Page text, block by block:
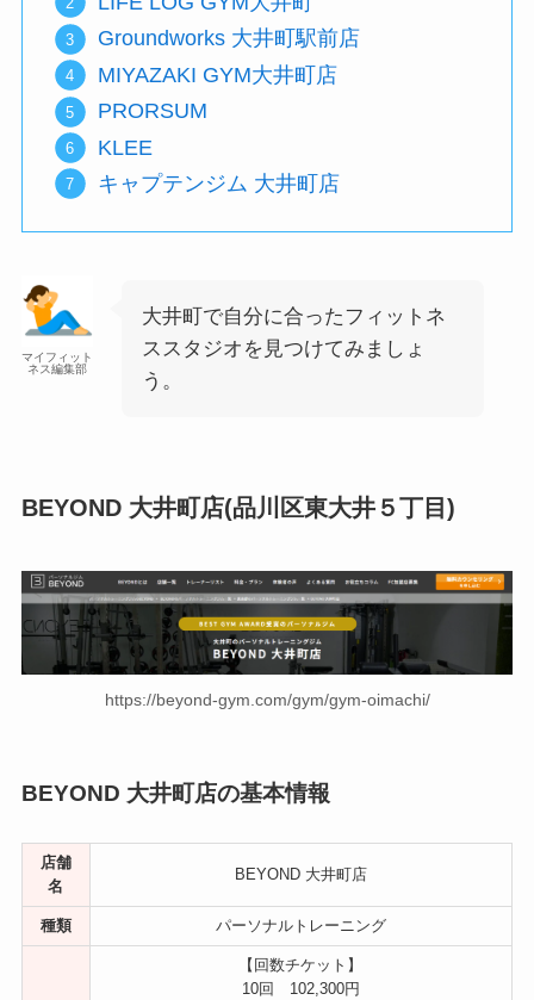
Groundworks 大井町駅前店
MIYAZAKI GYM大井町店
PRORSUM
KLEE
キャプテンジム 大井町店
マイフィット
ネス編集部
大井町で自分に合ったフィットネ
ススタジオを見つけてみましょ
う。
BEYOND 大井町店(品川区東大井５丁目)
https://beyond-gym.com/gym/gym-oimachi/
BEYOND 大井町店の基本情報
店舗
名
BEYOND 大井町店
種類 パーソナルトレーニング
【回数チケット】
10回 102,300円